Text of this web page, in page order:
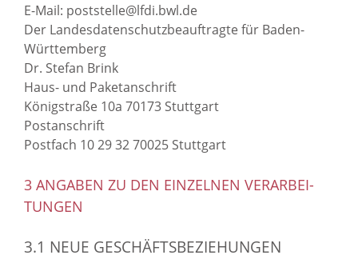
E-​Mail: post­stel­le@lfdi.bwl.de
Der Lan­des­da­ten­schutz­be­auf­trag­te für Baden-​
Württemberg
Dr. Ste­fan Brink
Haus- und Pa­ket­an­schrift
Kö­nig­stra­ße 10a 70173 Stutt­gart
Post­an­schrift
Post­fach 10 29 32 70025 Stutt­gart
3 AN­GA­BEN ZU DEN EIN­ZEL­NEN VER­AR­BEI­
TUN­GEN
3.1 NEUE GE­SCHÄFTS­BE­ZIE­HUN­GEN